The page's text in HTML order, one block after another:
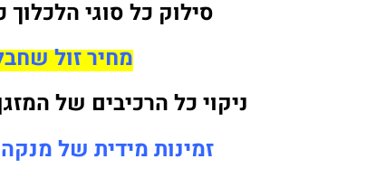
סילוק כל סוגי
מחיר זול
ניקוי כל הרכיבים של
זמינות מידית של